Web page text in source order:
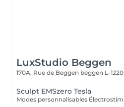
LuxStudio Beggen
170A, Rue de Beggen beggen L-1220
Sculpt EMSzero Tesla